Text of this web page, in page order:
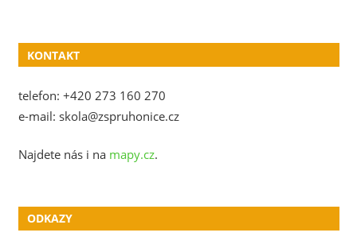
KONTAKT
telefon: +420 273 160 270
e-mail: skola@zspruhonice.cz
Najdete nás i na mapy.cz.
ODKAZY